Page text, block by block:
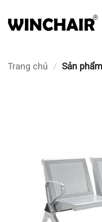
qua
Trang chủ / Sản